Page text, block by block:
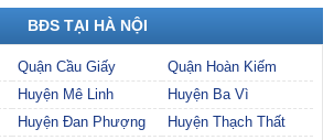
BĐS TẠI HÀ NỘI
Quận Cầu Giấy
Quận Hoàn Kiếm
Huyện Mê Linh
Huyện Ba Vì
Huyện Đan Phượng
Huyện Thạch Thất